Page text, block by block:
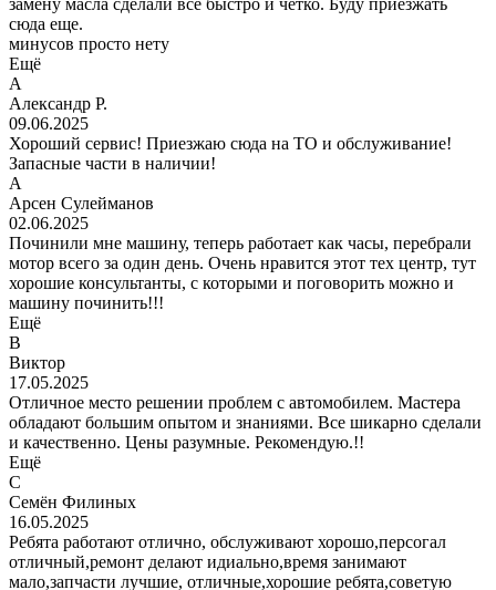
замену масла сделали все быстро и четко. Буду приезжать
сюда еще.
минусов просто нету
Ещё
А
Александр Р.
09.06.2025
Хороший сервис! Приезжаю сюда на ТО и обслуживание!
Запасные части в наличии!
А
Арсен Сулейманов
02.06.2025
Починили мне машину, теперь работает как часы, перебрали
мотор всего за один день. Очень нравится этот тех центр, тут
хорошие консультанты, с которыми и поговорить можно и
машину починить!!!
Ещё
В
Виктор
17.05.2025
Отличное место решении проблем с автомобилем. Мастера
обладают большим опытом и знаниями. Все шикарно сделали
и качественно. Цены разумные. Рекомендую.!!
Ещё
С
Семён Филиных
16.05.2025
Ребята работают отлично, обслуживают хорошо,персогал
отличный,ремонт делают идиально,время занимают
мало,запчасти лучшие, отличные,хорошие ребята,советую